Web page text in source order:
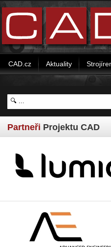
CAD.cz Aktuality
Partneři Projektu CAD